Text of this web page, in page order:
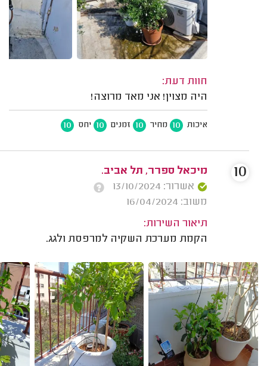
חוות דעת:
היה מצוין! אני מאד מרוצה!
איכות 10 מחיר 10 זמנים 10 יחס 10
מיכאל ספרר, תל אביב.
אשרור: 13/10/2024
משוב: 16/04/2024
תיאור השירות:
הקמת מערכת השקיה למרפסת ולגג.
10